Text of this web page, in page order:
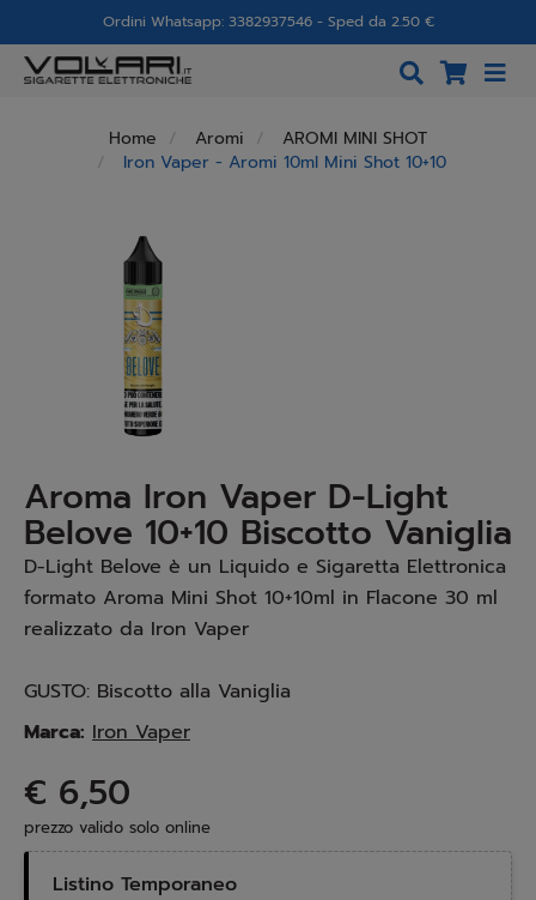
Ordini Whatsapp: 3382937546 - Sped da 2.50 €
Home Aromi
AROMI MINI SHOT
Iron Vaper - Aromi 10ml Mini Shot 10+10
Aroma Iron Vaper D-Light
Belove 10+10 Biscotto Vaniglia
D-Light Belove è un Liquido e Sigaretta Elettronica
formato Aroma Mini Shot 10+10ml in Flacone 30 ml
realizzato da Iron Vaper
GUSTO: Biscotto alla Vaniglia
Marca: Iron Vaper
€ 6,50
prezzo valido solo online
Listino Temporaneo